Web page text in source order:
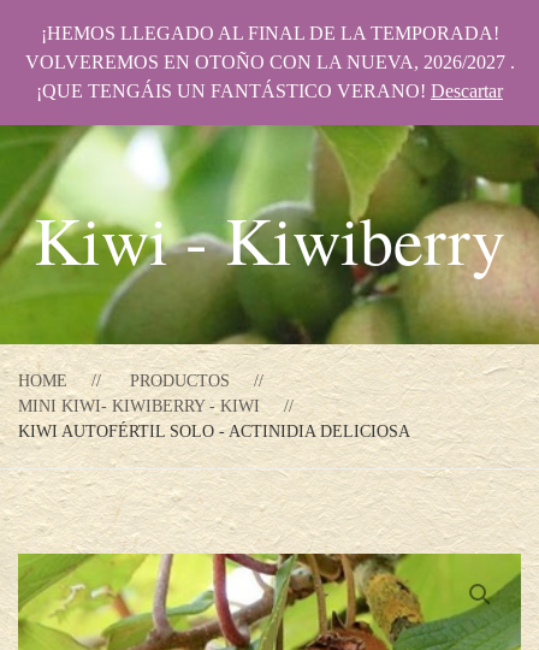
Kiwi - Kiwiberry
HOME
PRODUCTOS
MINI KIWI- KIWIBERRY - KIWI
KIWI AUTOFÉRTIL SOLO - ACTINIDIA DELICIOSA
¡HEMOS LLEGADO AL FINAL DE LA TEMPORADA!
VOLVEREMOS EN OTOÑO CON LA NUEVA, 2026/2027 .
¡QUE TENGÁIS UN FANTÁSTICO VERANO! Descartar